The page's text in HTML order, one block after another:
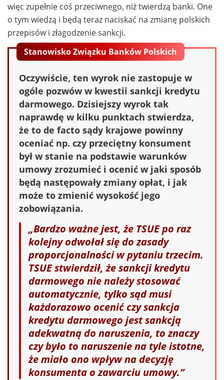
więc zupełnie coś przeciwnego, niż twierdzą banki. One
o tym wiedzą i będą teraz naciskać na zmianę polskich
przepisów i złagodzenie sankcji.
Stanowisko Związku Banków Polskich
Oczywiście, ten wyrok nie zastopuje w
ogóle pozwów w kwestii sankcji kredytu
darmowego. Dzisiejszy wyrok tak
naprawdę w kilku punktach stwierdza,
że to de facto sądy krajowe powinny
oceniać np. czy przeciętny konsument
był w stanie na podstawie warunków
umowy zrozumieć i ocenić w jaki sposób
będą następowały zmiany opłat, i jak
może to zmienić wysokość jego
zobowiązania.
„Bardzo ważne jest, że TSUE po raz
kolejny odwołał się do zasady
proporcjonalności w pytaniu trzecim.
TSUE stwierdził, że sankcji kredytu
darmowego nie należy stosować
automatycznie, tylko sąd musi
każdorazowo ocenić czy sankcja
kredytu darmowego jest sankcją
adekwatną do naruszenia, to znaczy
czy było to naruszenie na tyle istotne,
że miało ono wpływ na decyzję
konsumenta o zawarciu umowy.”